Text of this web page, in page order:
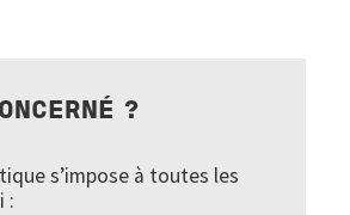
?
s’impose à toutes les
: